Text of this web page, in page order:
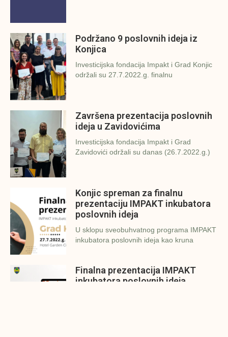
Podržano 9 poslovnih ideja iz
Konjica
Investicijska fondacija Impakt i Grad Konjic
održali su 27.7.2022.g. finalnu
Završena prezentacija poslovnih
ideja u Zavidovićima
Investicijska fondacija Impakt i Grad
Zavidovići održali su danas (26.7.2022.g.)
Konjic spreman za finalnu
prezentaciju IMPAKT inkubatora
poslovnih ideja
U sklopu sveobuhvatnog programa IMPAKT
inkubatora poslovnih ideja kao kruna
Finalna prezentacija IMPAKT
inkubatora poslovnih ideja